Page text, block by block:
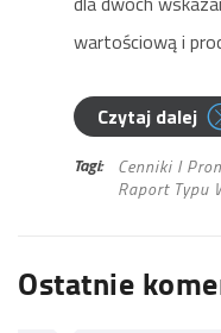
wartościową i
Czytaj dalej
Tagi: Cenniki I
Raport Typu
Ostatnie